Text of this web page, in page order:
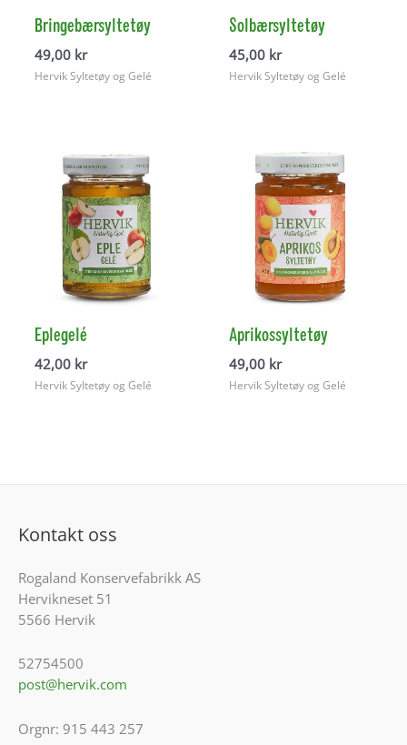
Bringebærsyltetøy
49,00 kr
Hervik Syltetøy og Gelé
Solbærsyltetøy
45,00 kr
Hervik Syltetøy og Gelé
Eplegelé
42,00 kr
Hervik Syltetøy og Gelé
Aprikossyltetøy
49,00 kr
Hervik Syltetøy og Gelé
Kontakt oss
Rogaland Konservefabrikk AS
Hervikneset 51
5566 Hervik
52754500
post@hervik.com
Orgnr: 915 443 257